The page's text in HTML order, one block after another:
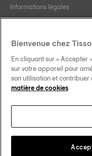
Informations légales
Nos engagements
Bienvenue chez
En cliquant sur « Accepter
sur votre appareil pour
son utilisation et
matière de cookies